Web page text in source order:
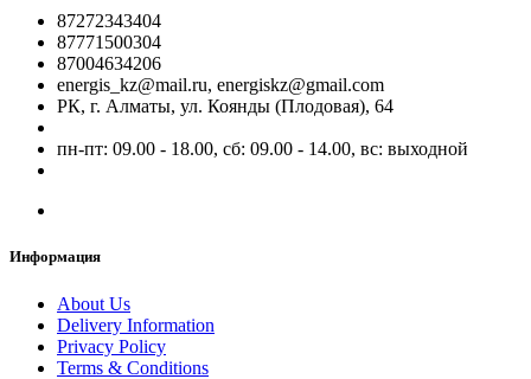
87272343404
87771500304
87004634206
energis_kz@mail.ru, energiskz@gmail.com
РК, г. Алматы, ул. Коянды (Плодовая), 64
пн-пт: 09.00 - 18.00, сб: 09.00 - 14.00, вс: выходной
Информация
About Us
Delivery Information
Privacy Policy
Terms & Conditions